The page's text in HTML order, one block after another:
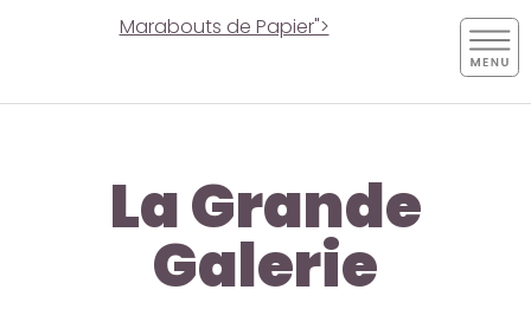
Marabouts de Papier">
La Grande
Galerie